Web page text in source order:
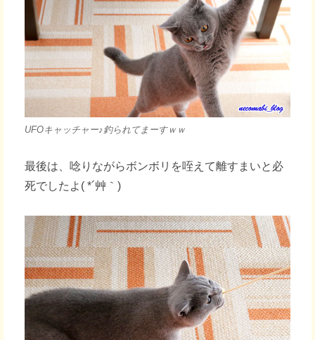
UFOキャッチャー♪釣られてまーすｗｗ
最後は、唸りながらボンボリを咥えて離すまいと必
死でしたよ( *´艸｀)